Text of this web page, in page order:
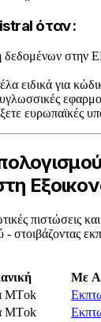
όταν:
δεδομένων
ειδικά για
ευρωπαϊκές
πιστώσεις
στοιβάζοντας
Με
ΜΤok
ΜΤok